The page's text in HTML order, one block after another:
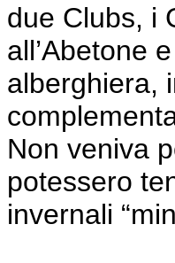
due Clubs, i
all’Abetone
alberghiera,
Non veniva
potessero
invernali